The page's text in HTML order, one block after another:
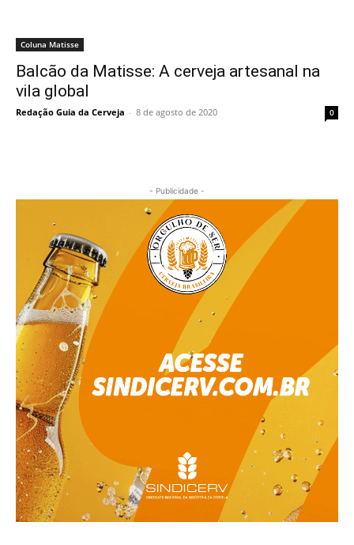
Coluna Matisse
Balcão da Matisse: A cerveja artesanal na
vila global
Redação Guia da Cerveja - 8 de agosto de 2020 0
- Publicidade -